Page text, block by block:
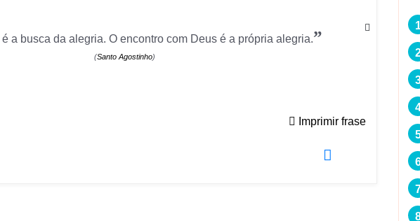
a busca da alegria. O encontro com Deus é a própria alegria.”
(Santo Agostinho)
Imprimir frase